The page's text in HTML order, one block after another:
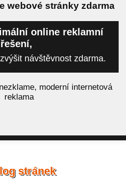
webové stránky zdarma
online reklamní
řešení,
návštěvnost zdarma.
moderní internetová
reklama
stránek